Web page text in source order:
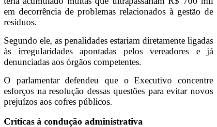
em decorrência de problemas relacionados à gestão de
resíduos.
Segundo ele, as penalidades estariam diretamente ligadas
às irregularidades apontadas pelos vereadores e já
denunciadas aos órgãos competentes.
O parlamentar defendeu que o Executivo concentre
esforços na resolução dessas questões para evitar novos
prejuízos aos cofres públicos.
Críticas à condução administrativa